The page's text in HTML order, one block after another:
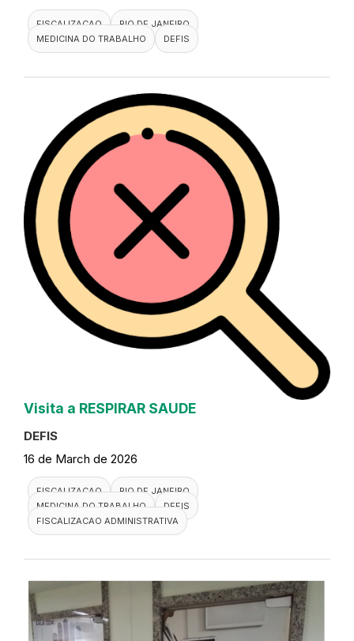
FISCALIZACAO
RIO DE JANEIRO
MEDICINA DO TRABALHO
DEFIS
Visita a RESPIRAR SAUDE
DEFIS
16 de March de 2026
FISCALIZACAO
RIO DE JANEIRO
MEDICINA DO TRABALHO
DEFIS
FISCALIZACAO ADMINISTRATIVA